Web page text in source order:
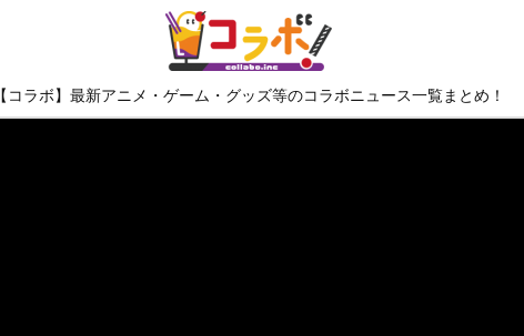
【コラボ】最新アニメ・ゲーム・グッズ等のコラボニュース一覧まとめ！